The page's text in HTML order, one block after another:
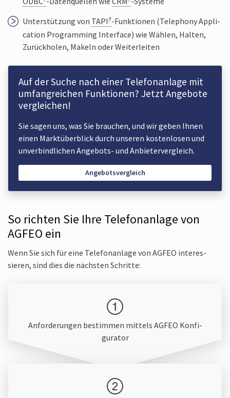
Unter­stützung von TAPI -Funk­tionen (Tele­phony Appli­
cation Program­ming Inter­face) wie Wählen, Halten,
Zurück­holen, Makeln oder Weiter­leiten
Auf der Suche nach einer Telefon­anlage mit
umfang­reichen Funk­tionen? Jetzt Angebote
ver­gleichen!
Sie sagen uns, was Sie brauchen, und wir geben Ihnen
einen Markt­überblick durch unseren kosten­losen und
unverbindlichen Angebots- und Anbieter­vergleich.
Angebotsvergleich
So richten Sie Ihre Telefonanlage von
AGFEO ein
Wenn Sie sich für eine Telefon­anlage von AGFEO interes­
sieren, sind dies die nächsten Schritte:
Anfor­derungen bestimmen mittels AGFEO Konfi­
gurator